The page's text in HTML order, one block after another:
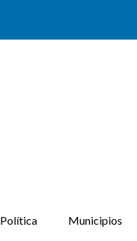
Política Municipios